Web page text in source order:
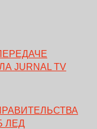
JURNAL TV
ЛЕД